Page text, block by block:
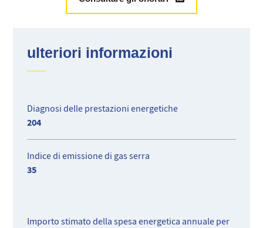
completamente attrezzata, doppi vetri e numerosi ripostigli.
ulteriori informazioni
Diagnosi delle prestazioni energetiche
204
Indice di emissione di gas serra
35
Importo stimato della spesa energetica annuale per